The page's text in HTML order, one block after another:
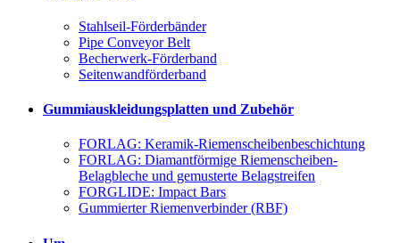
Stahlseil-Förderbänder
Pipe Conveyor Belt
Becherwerk-Förderband
Seitenwandförderband
Gummiauskleidungsplatten und Zubehör
FORLAG: Keramik-Riemenscheibenbeschichtung
FORLAG: Diamantförmige Riemenscheiben-
Belagbleche und gemusterte Belagstreifen
FORGLIDE: Impact Bars
Gummierter Riemenverbinder (RBF)